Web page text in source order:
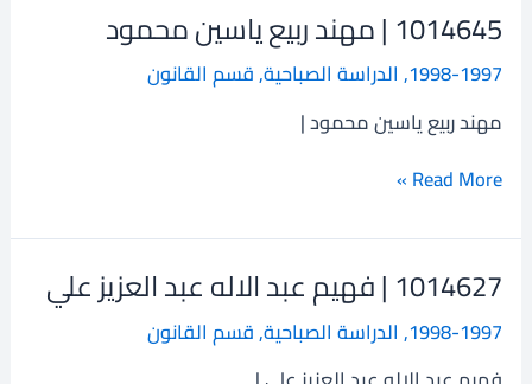
1014645 | مهند ربيع ياسين محمود
1998-1997
, الدراسة الصباحية,قسم القانون
مهند ربيع ياسين محمود |
1014645
مهند
ربيع
ياسين
محمود
Read More »
1014627 | فهيم عبد الاله عبد العزيز علي
1998-1997
, الدراسة الصباحية,قسم القانون
1014627
فهيم
عبد